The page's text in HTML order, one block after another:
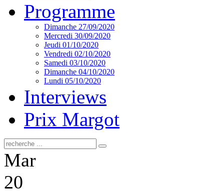
Programme
Dimanche 27/09/2020
Mercredi 30/09/2020
Jeudi 01/10/2020
Vendredi 02/10/2020
Samedi 03/10/2020
Dimanche 04/10/2020
Lundi 05/10/2020
Interviews
Prix Margot
Mar
20